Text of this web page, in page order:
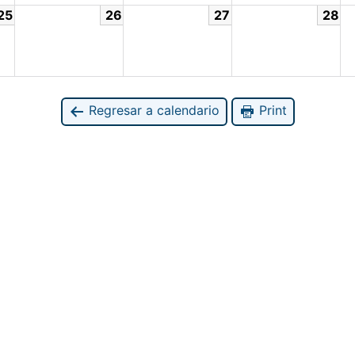
26 27 28
Regresar a calendario Print